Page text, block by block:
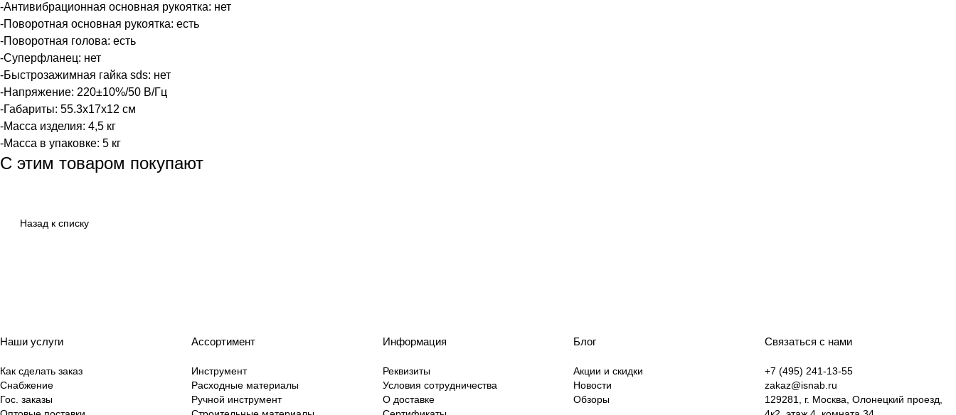
-Антивибрационная основная рукоятка: нет
-Поворотная основная рукоятка: есть
-Поворотная голова: есть
-Суперфланец: нет
-Быстрозажимная гайка sds: нет
-Напряжение: 220±10%/50 В/Гц
-Габариты: 55.3х17х12 см
-Масса изделия: 4,5 кг
-Масса в упаковке: 5 кг
С этим товаром покупают
Назад к списку
Наши услуги
Как сделать заказ
Снабжение
Гос. заказы
Ассортимент
Инструмент
Расходные материалы
Ручной инструмент
Информация
Реквизиты
Условия сотрудничества
О доставке
Блог
Акции и скидки
Новости
Обзоры
Связаться с нами
+7 (495) 241-13-55
zakaz@isnab.ru
129281, г. Москва, Олонецкий проезд,